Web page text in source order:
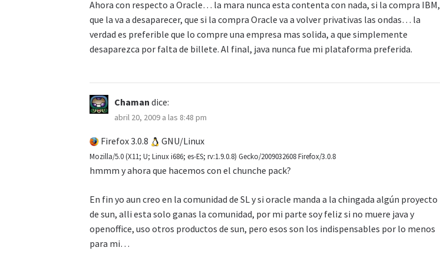
Ahora con respecto a Oracle… la mara nunca esta contenta con nada, si la compra IBM,
que la va a desaparecer, que si la compra Oracle va a volver privativas las ondas… la
verdad es preferible que lo compre una empresa mas solida, a que simplemente
desaparezca por falta de billete. Al final, java nunca fue mi plataforma preferida.
Chaman dice:
abril 20, 2009 a las 8:48 pm
Firefox 3.0.8 GNU/Linux
Mozilla/5.0 (X11; U; Linux i686; es-ES; rv:1.9.0.8) Gecko/2009032608 Firefox/3.0.8
hmmm y ahora que hacemos con el chunche pack?
En fin yo aun creo en la comunidad de SL y si oracle manda a la chingada algún proyecto
de sun, alli esta solo ganas la comunidad, por mi parte soy feliz si no muere java y
openoffice, uso otros productos de sun, pero esos son los indispensables por lo menos
para mi…